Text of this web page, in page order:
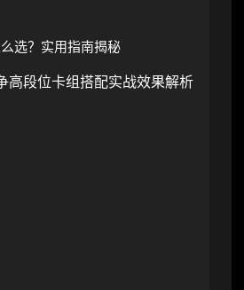
选？实用指南揭秘